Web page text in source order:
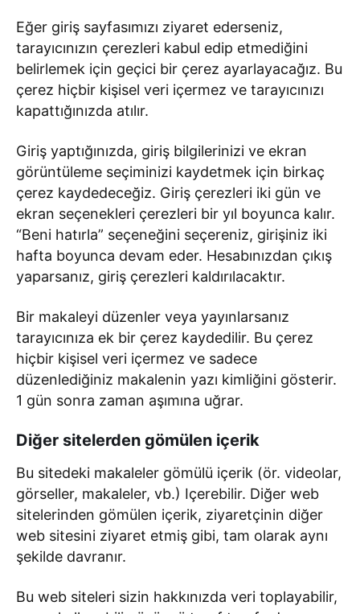
Eğer giriş sayfasımızı ziyaret ederseniz,
tarayıcınızın çerezleri kabul edip etmediğini
belirlemek için geçici bir çerez ayarlayacağız. Bu
çerez hiçbir kişisel veri içermez ve tarayıcınızı
kapattığınızda atılır.
Giriş yaptığınızda, giriş bilgilerinizi ve ekran
görüntüleme seçiminizi kaydetmek için birkaç
çerez kaydedeceğiz. Giriş çerezleri iki gün ve
ekran seçenekleri çerezleri bir yıl boyunca kalır.
“Beni hatırla” seçeneğini seçereniz, girişiniz iki
hafta boyunca devam eder. Hesabınızdan çıkış
yaparsanız, giriş çerezleri kaldırılacaktır.
Bir makaleyi düzenler veya yayınlarsanız
tarayıcınıza ek bir çerez kaydedilir. Bu çerez
hiçbir kişisel veri içermez ve sadece
düzenlediğiniz makalenin yazı kimliğini gösterir.
1 gün sonra zaman aşımına uğrar.
Diğer sitelerden gömülen içerik
Bu sitedeki makaleler gömülü içerik (ör. videolar,
görseller, makaleler, vb.) Içerebilir. Diğer web
sitelerinden gömülen içerik, ziyaretçinin diğer
web sitesini ziyaret etmiş gibi, tam olarak aynı
şekilde davranır.
Bu web siteleri sizin hakkınızda veri toplayabilir,